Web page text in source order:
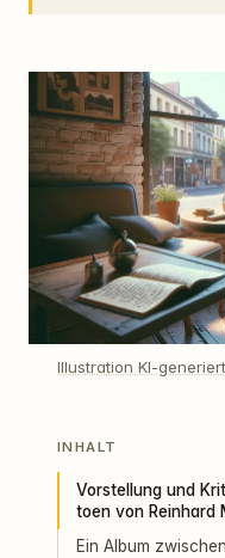
Illustration KI-generiert
INHALT
Vorstellung und
toen von Reinhard
Ein Album